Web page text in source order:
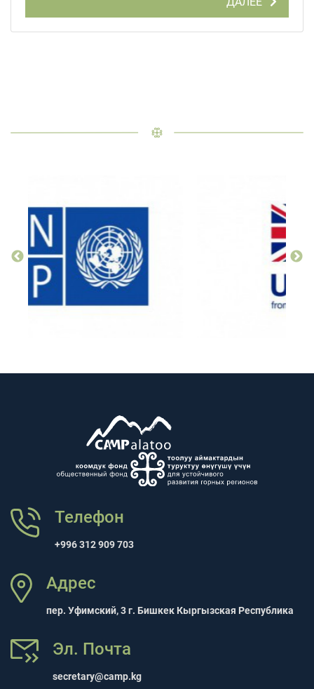
Телефон
+996 312 909 703
Адрес
пер. Уфимский, 3 г. Бишкек Кыргызская Республика
Эл. Почта
secretary@camp.kg